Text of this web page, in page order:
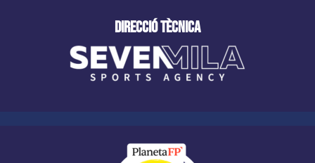
direcció tècnica